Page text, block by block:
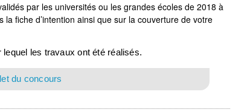
par les universités ou les grandes écoles de 2018 à
fiche d’intention ainsi que sur la couverture de votre
les travaux ont été réalisés.
du concours